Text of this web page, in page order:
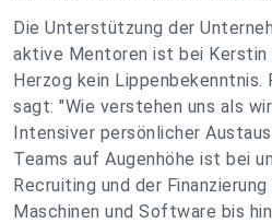
Die Unterstützung der
aktive Mentoren ist bei Kerstin
Herzog kein Lippenbekenntnis.
sagt: "Wie verstehen uns als
Intensiver persönlicher
Teams auf Augenhöhe ist bei
Recruiting und der
Maschinen und Software bis